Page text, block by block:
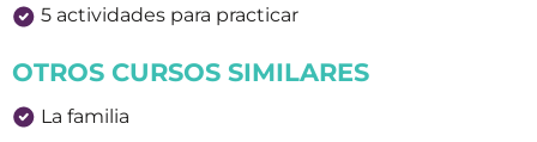
5 actividades para practicar
OTROS CURSOS SIMILARES
La familia